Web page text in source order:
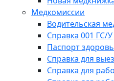
Медкомиссии
Водительская
Справка 001 ГС/У
Паспорт
Справка для
Справка для